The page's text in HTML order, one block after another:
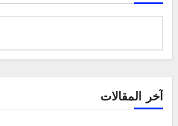
آخر المقالات